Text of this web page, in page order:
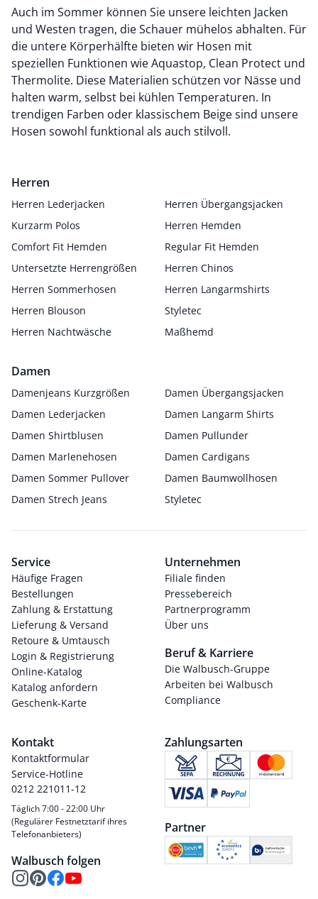
Auch im Sommer können Sie unsere leichten Jacken
und Westen tragen, die Schauer mühelos abhalten. Für
die untere Körperhälfte bieten wir Hosen mit
speziellen Funktionen wie Aquastop, Clean Protect und
Thermolite. Diese Materialien schützen vor Nässe und
halten warm, selbst bei kühlen Temperaturen. In
trendigen Farben oder klassischem Beige sind unsere
Hosen sowohl funktional als auch stilvoll.
Herren
Herren Lederjacken
Herren Übergangsjacken
Kurzarm Polos
Herren Hemden
Comfort Fit Hemden
Regular Fit Hemden
Untersetzte Herrengrößen
Herren Chinos
Herren Sommerhosen
Herren Langarmshirts
Herren Blouson
Styletec
Herren Nachtwäsche
Maßhemd
Damen
Damenjeans Kurzgrößen
Damen Übergangsjacken
Damen Lederjacken
Damen Langarm Shirts
Damen Shirtblusen
Damen Pullunder
Damen Marlenehosen
Damen Cardigans
Damen Sommer Pullover
Damen Baumwollhosen
Damen Strech Jeans
Styletec
Service
Häufige Fragen
Bestellungen
Zahlung & Erstattung
Lieferung & Versand
Retoure & Umtausch
Login & Registrierung
Online-Katalog
Katalog anfordern
Geschenk-Karte
Unternehmen
Filiale finden
Pressebereich
Partnerprogramm
Über uns
Beruf & Karriere
Die Walbusch-Gruppe
Arbeiten bei Walbusch
Compliance
Kontakt
Kontaktformular
Service-Hotline
0212 221011-12
Täglich 7:00 - 22:00 Uhr
(Regulärer Festnetztarif ihres
Telefonanbieters)
Walbusch folgen
Zahlungsarten
Partner